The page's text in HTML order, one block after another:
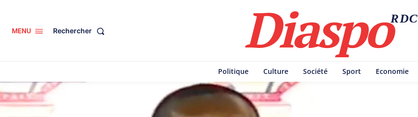
MENU Rechercher DiaspoRDC
Politique Culture Société Sport Economie